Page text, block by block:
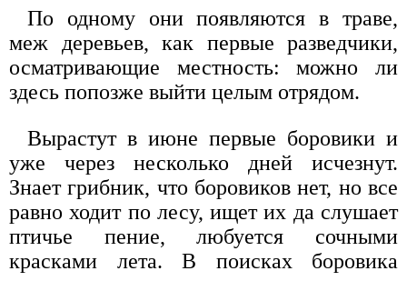
По одному они появляются в траве,
меж деревьев, как первые разведчики,
осматривающие местность: можно ли
здесь попозже выйти целым отрядом.
Вырастут в июне первые боровики и
уже через несколько дней исчезнут.
Знает грибник, что боровиков нет, но все
равно ходит по лесу, ищет их да слушает
птичье пение, любуется сочными
красками лета. В поисках боровика